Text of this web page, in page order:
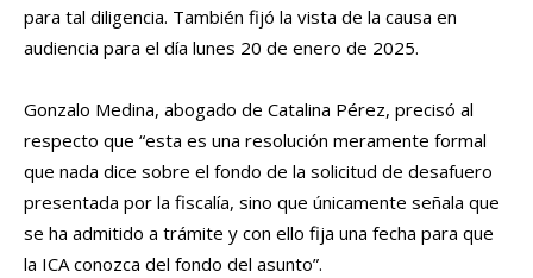
para tal diligencia. También fijó la vista de la causa en
audiencia para el día lunes 20 de enero de 2025.
Gonzalo Medina, abogado de Catalina Pérez, precisó al
respecto que “esta es una resolución meramente formal
que nada dice sobre el fondo de la solicitud de desafuero
presentada por la fiscalía, sino que únicamente señala que
se ha admitido a trámite y con ello fija una fecha para que
la ICA conozca del fondo del asunto”.